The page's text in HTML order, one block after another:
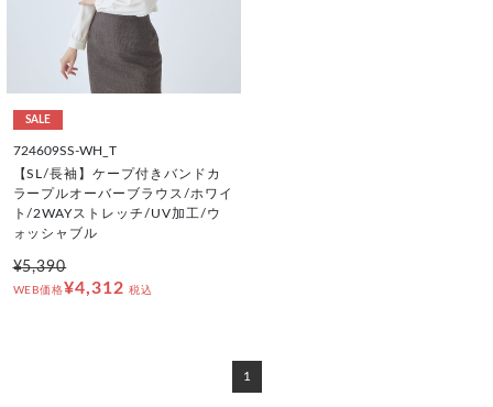
SALE
724609SS-WH_T
【SL/長袖】ケープ付きバンドカ
ラープルオーバーブラウス/ホワイ
ト/2WAYストレッチ/UV加工/ウ
ォッシャブル
¥5,390
WEB価格¥4,312 税込
1